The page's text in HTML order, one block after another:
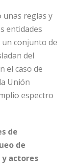
unas reglas y
entidades
conjunto de
del
el caso de
Unión
espectro
de
de
actores